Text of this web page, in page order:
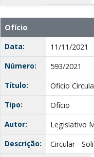
Ofício
Data:
11/11/2021
Número:
593/2021
Título:
Oficio
Tipo:
Ofício
Autor:
Legislativo
Descrição:
Circular -